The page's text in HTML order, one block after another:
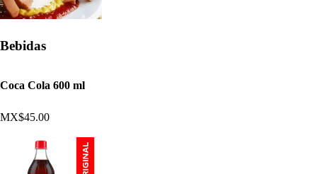
Bebidas
Coca Cola 600 ml
MX$45.00